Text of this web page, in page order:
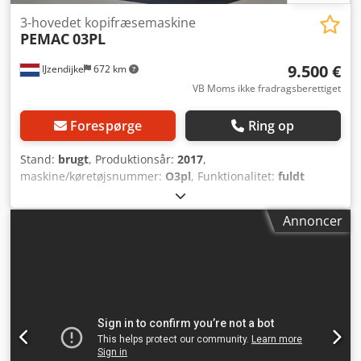
IJzendijke 672 km
3-hovedet kopifræsemaskine
PEMAC03PL
9.500 €
VB Moms ikke fradragsberettiget
Forespørge Ring op
Stand: brugt, Produktionsår: 2017,
maskine/køretøjsnummer: O3pl, Funktionalitet: fuldt
0,75 kW (1,02 hk)
indgangsspænding:230 V, indgangsfrekvens:60 Hz, type
, justering af anslagslineal:
samlet vægt:
540 kg, PEMAC 03PL 3-spindler
kopiermaskine – Årgang 2017 – Klar til brug Meget velholdt
Annoncer